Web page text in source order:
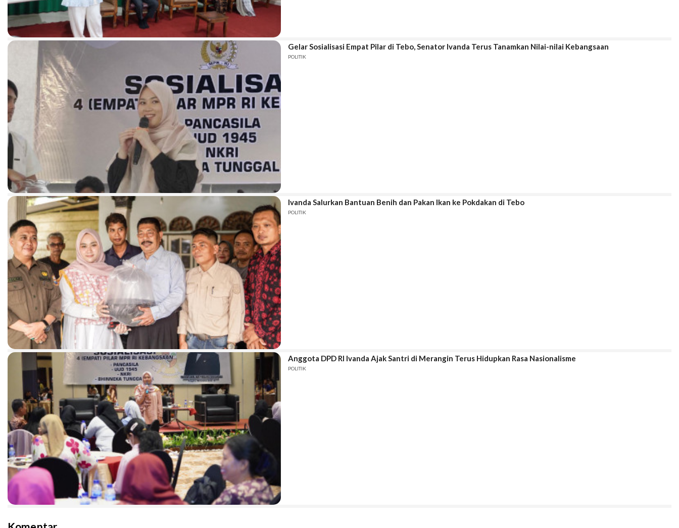
Gelar Sosialisasi Empat Pilar di Tebo, Senator Ivanda Terus Tanamkan Nilai-nilai Kebangsaan
POLITIK
Ivanda Salurkan Bantuan Benih dan Pakan Ikan ke Pokdakan di Tebo
POLITIK
Anggota DPD RI Ivanda Ajak Santri di Merangin Terus Hidupkan Rasa Nasionalisme
POLITIK